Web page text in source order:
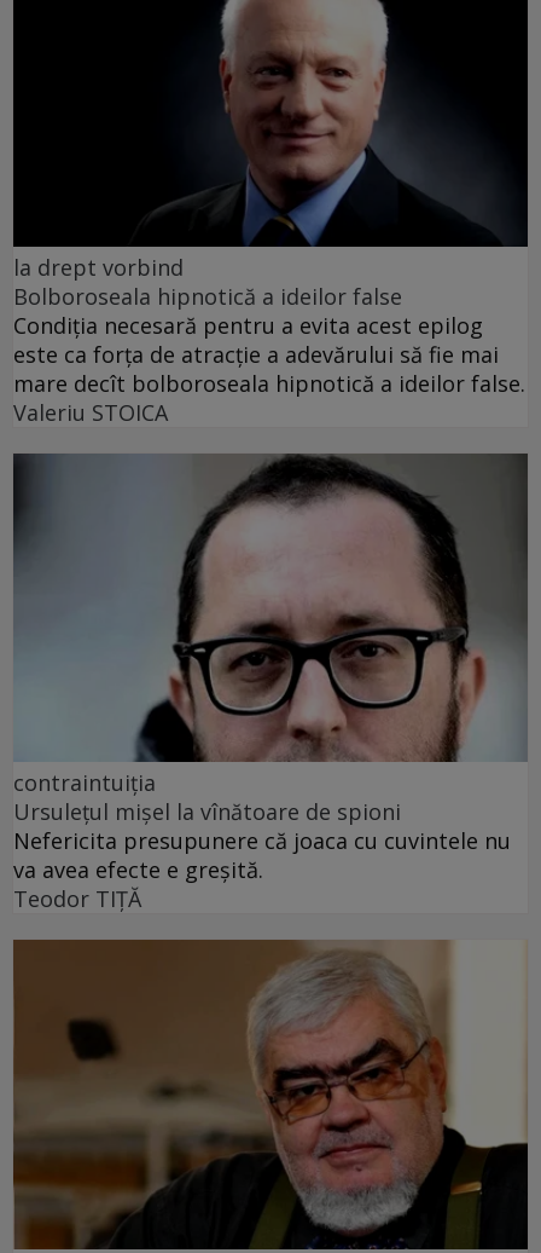
la drept vorbind
Bolboroseala hipnotică a ideilor false
Condiția necesară pentru a evita acest epilog
este ca forța de atracție a adevărului să fie mai
mare decît bolboroseala hipnotică a ideilor false.
Valeriu STOICA
contraintuiția
Ursulețul mișel la vînătoare de spioni
Nefericita presupunere că joaca cu cuvintele nu
va avea efecte e greșită.
Teodor TIŢĂ